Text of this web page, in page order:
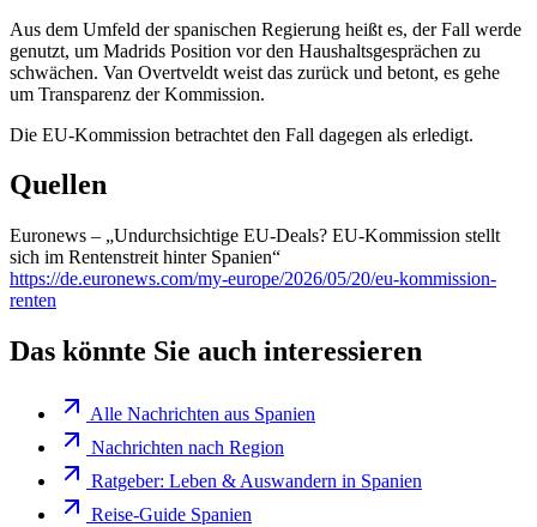
Aus dem Umfeld der spanischen Regierung heißt es, der Fall werde
genutzt, um Madrids Position vor den Haushaltsgesprächen zu
schwächen. Van Overtveldt weist das zurück und betont, es gehe
um Transparenz der Kommission.
Die EU-Kommission betrachtet den Fall dagegen als erledigt.
Quellen
Euronews – „Undurchsichtige EU-Deals? EU-Kommission stellt
sich im Rentenstreit hinter Spanien“
https://de.euronews.com/my-europe/2026/05/20/eu-kommission-
renten
Das könnte Sie auch interessieren
Alle Nachrichten aus Spanien
Nachrichten nach Region
Ratgeber: Leben & Auswandern in Spanien
Reise-Guide Spanien